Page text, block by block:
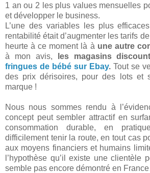
1 an ou 2 les plus values mensuelles
et développer le business.
L’une des variables les plus
rentabilité était d’augmenter les tarifs
heurte à ce moment là à une autre
à mon avis,
les magasins
fringues de bébé sur Ebay. Tout se
des prix dérisoires, pour des lots et
marque !
Nous nous sommes rendu à
concept peut sembler attractif en
consommation durable, en
difficilement tenir la route, en tout cas
aux moyens financiers et humains
l’hypothèse qu’il existe une clientèle
semble pas encore démontré en